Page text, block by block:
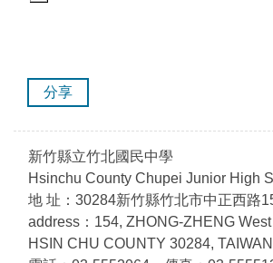
分享
新竹縣立竹北國民中學
Hsinchu County Chupei Junior High
地 址：30284新竹縣竹北市中正西路
address：154, ZHONG-ZHENG
HSIN CHU COUNTY 30284,